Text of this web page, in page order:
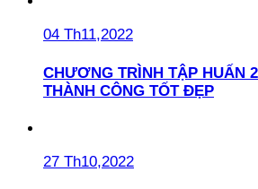
04 Th11,2022
CHƯƠNG TRÌNH TẬP HUẤN
THÀNH CÔNG TỐT ĐẸP
27 Th10,2022